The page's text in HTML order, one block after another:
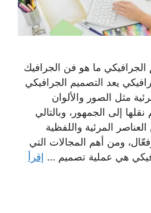
ما هو فن الجرافيك
يعد التصميم الجرافيكي
مثل الصور والألوان
إلى الجمهور، وبالتالي
المرئية واللفظية
ومن أهم المجالات التي
هي عملية تصميم … إقرأ